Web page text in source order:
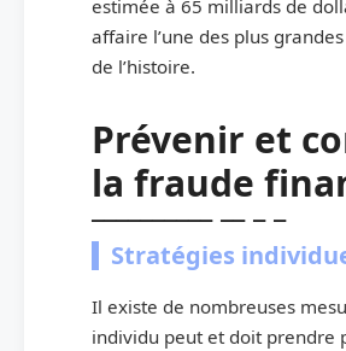
estimée à 65 milliards de
affaire l’une des plus
de l’histoire.
Prévenir et
la fraude
Stratégies
Il existe de nombreuses
individu peut et doit prendre